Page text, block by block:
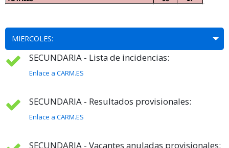
MIERCOLES:
SECUNDARIA - Lista de incidencias:
Enlace a CARM.ES
SECUNDARIA - Resultados provisionales:
Enlace a CARM.ES
SECUNDARIA - Vacantes anuladas provisionales: